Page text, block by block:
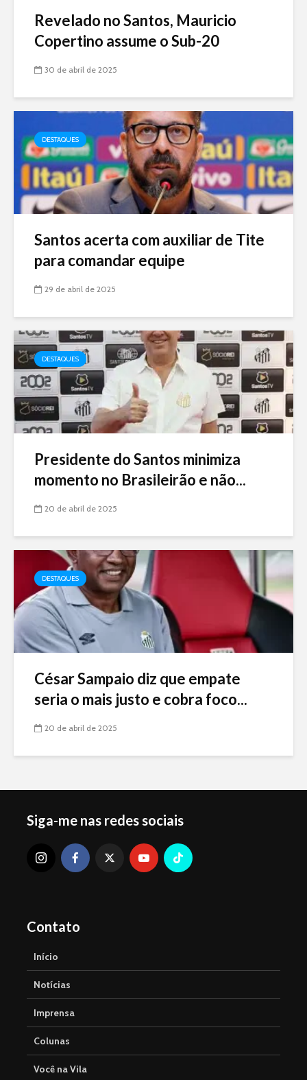
Revelado no Santos, Mauricio
Copertino assume o Sub-20
30 de abril de 2025
DESTAQUES
Santos acerta com auxiliar de Tite
para comandar equipe
29 de abril de 2025
DESTAQUES
Presidente do Santos minimiza
momento no Brasileirão e não...
20 de abril de 2025
DESTAQUES
César Sampaio diz que empate
seria o mais justo e cobra foco...
20 de abril de 2025
Siga-me nas redes sociais
Contato
Início
Notícias
Imprensa
Colunas
Você na Vila